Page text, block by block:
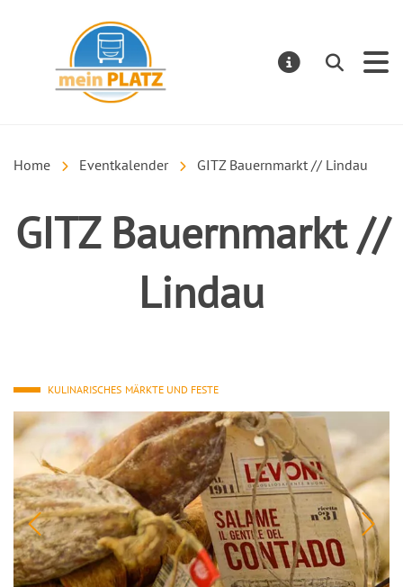
Suchen
Home Eventkalender GITZ Bauernmarkt // Lindau
GITZ Bauernmarkt //
Lindau
KULINARISCHES MÄRKTE UND FESTE